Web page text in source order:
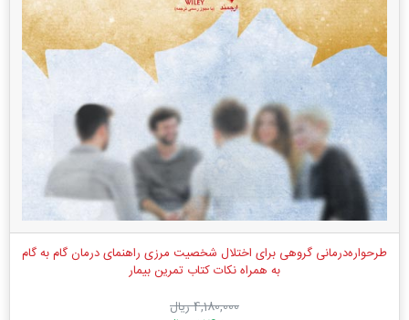
طرحواره‌درمانی گروهی برای اختلال شخصیت مرزی راهنمای درمان گام به گام
به همراه نکات کتاب تمرین بیمار
4,180,000 ریال